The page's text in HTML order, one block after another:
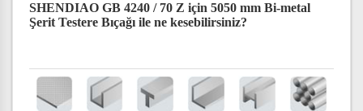
SHENDIAO GB 4240 / 70 Z için 5050 mm Bi-metal
Şerit Testere Bıçağı ile ne kesebilirsiniz?